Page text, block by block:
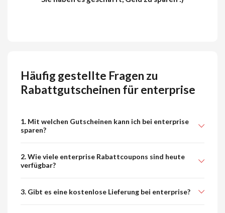
Häufig gestellte Fragen zu
Rabattgutscheinen für enterprise
1. Mit welchen Gutscheinen kann ich bei enterprise
sparen?
2. Wie viele enterprise Rabattcoupons sind heute
verfügbar?
3. Gibt es eine kostenlose Lieferung bei enterprise?